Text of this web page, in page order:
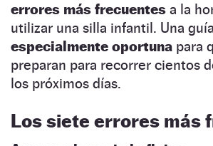
errores más frecuentes a la
utilizar una silla infantil. Una guía
especialmente oportuna para
preparan para recorrer cientos
los próximos días.
Los siete errores más